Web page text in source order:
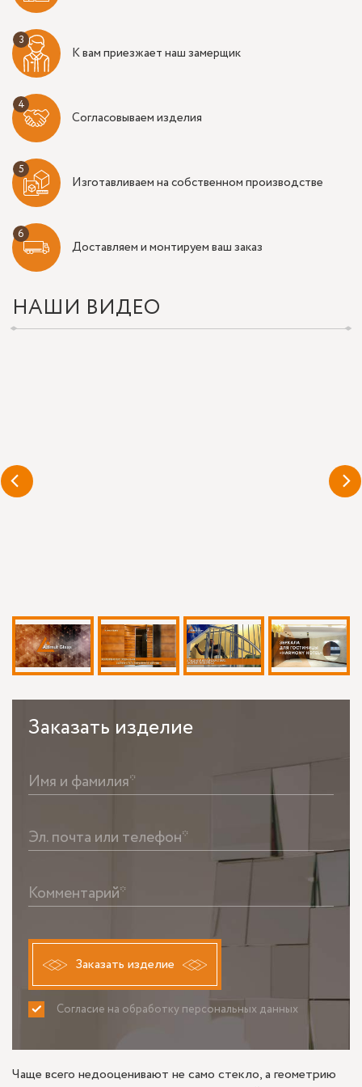
К вам приезжает наш замерщик
Согласовываем изделия
Изготавливаем на собственном производстве
Доставляем и монтируем ваш заказ
НАШИ ВИДЕО
Заказать изделие
Имя и фамилия*
Эл. почта или телефон*
Комментарий*
Заказать изделие
Согласие на обработку персональных данных
ПРИНИМАЮ НЕ ПРИНИМАЮ
Чаще всего недооценивают не само стекло, а геометрию